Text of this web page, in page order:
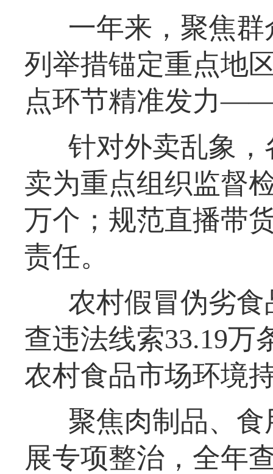
一年来，聚焦
列举措锚定重点地
点环节精准发力
针对外卖乱象
卖为重点组织监督
万个；规范直播带
责任。
农村假冒伪劣
查违法线索33.19万
农村食品市场环境
聚焦肉制品、
展专项整治，全年